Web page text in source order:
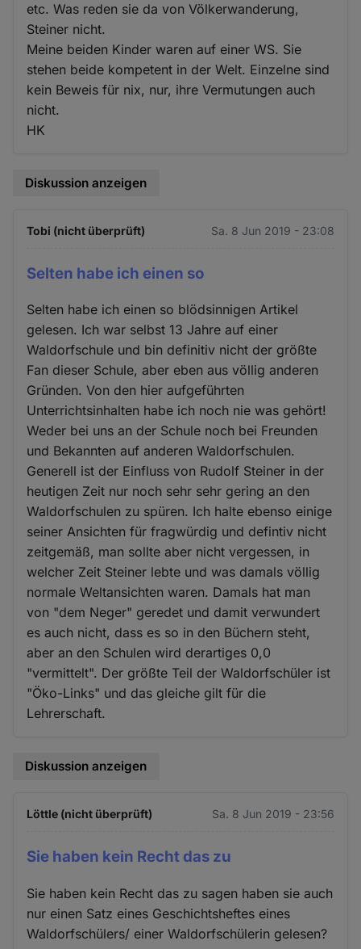
etc. Was reden sie da von Völkerwanderung,
Steiner nicht.
Meine beiden Kinder waren auf einer WS. Sie
stehen beide kompetent in der Welt. Einzelne sind
kein Beweis für nix, nur, ihre Vermutungen auch
nicht.
HK
Diskussion anzeigen
Tobi (nicht überprüft) Sa. 8 Jun 2019 - 23:08
Selten habe ich einen so
Selten habe ich einen so blödsinnigen Artikel
gelesen. Ich war selbst 13 Jahre auf einer
Waldorfschule und bin definitiv nicht der größte
Fan dieser Schule, aber eben aus völlig anderen
Gründen. Von den hier aufgeführten
Unterrichtsinhalten habe ich noch nie was gehört!
Weder bei uns an der Schule noch bei Freunden
und Bekannten auf anderen Waldorfschulen.
Generell ist der Einfluss von Rudolf Steiner in der
heutigen Zeit nur noch sehr sehr gering an den
Waldorfschulen zu spüren. Ich halte ebenso einige
seiner Ansichten für fragwürdig und defintiv nicht
zeitgemäß, man sollte aber nicht vergessen, in
welcher Zeit Steiner lebte und was damals völlig
normale Weltansichten waren. Damals hat man
von "dem Neger" geredet und damit verwundert
es auch nicht, dass es so in den Büchern steht,
aber an den Schulen wird derartiges 0,0
"vermittelt". Der größte Teil der Waldorfschüler ist
"Öko-Links" und das gleiche gilt für die
Lehrerschaft.
Diskussion anzeigen
Löttle (nicht überprüft) Sa. 8 Jun 2019 - 23:56
Sie haben kein Recht das zu
Sie haben kein Recht das zu sagen haben sie auch
nur einen Satz eines Geschichtsheftes eines
Waldorfschülers/ einer Waldorfschülerin gelesen?